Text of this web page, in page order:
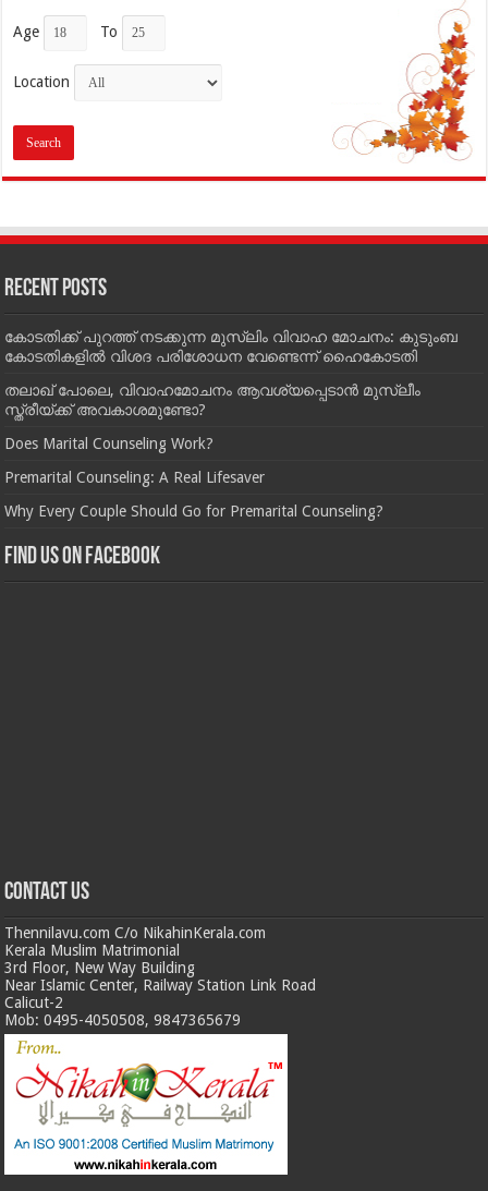
Age To
Location
Recent Posts
കോടതിക്ക് പുറത്ത് നടക്കുന്ന മുസ്‌ലിം വിവാഹ മോചനം: കുടുംബ
കോടതികളില്‍ വിശദ പരിശോധന വേണ്ടെന്ന് ഹൈകോടതി
തലാഖ് പോലെ, വിവാഹമോചനം ആവശ്യപ്പെടാൻ മുസ്ലീം
സ്ത്രീയ്ക്ക് അവകാശമുണ്ടോ?
Does Marital Counseling Work?
Premarital Counseling: A Real Lifesaver
Why Every Couple Should Go for Premarital Counseling?
Find us on Facebook
Contact us
Thennilavu.com C/o NikahinKerala.com
Kerala Muslim Matrimonial
3rd Floor, New Way Building
Near Islamic Center, Railway Station Link Road
Calicut-2
Mob: 0495-4050508, 9847365679